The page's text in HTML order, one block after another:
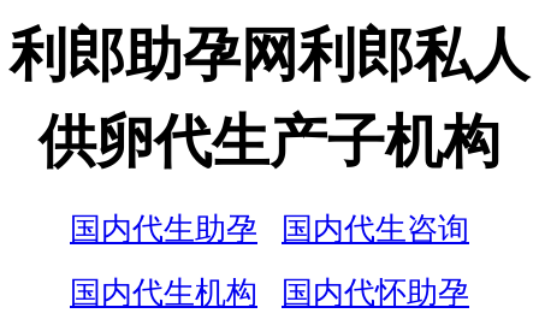
利郎助孕网利郎私人
供卵代生产子机构
国内代生助孕
国内代生咨询
国内代生机构
国内代怀助孕